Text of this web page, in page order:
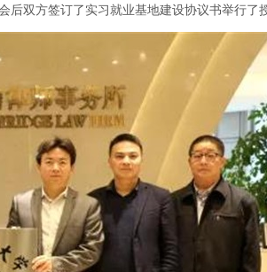
双方签订了实习就业基地建设协议书举行了